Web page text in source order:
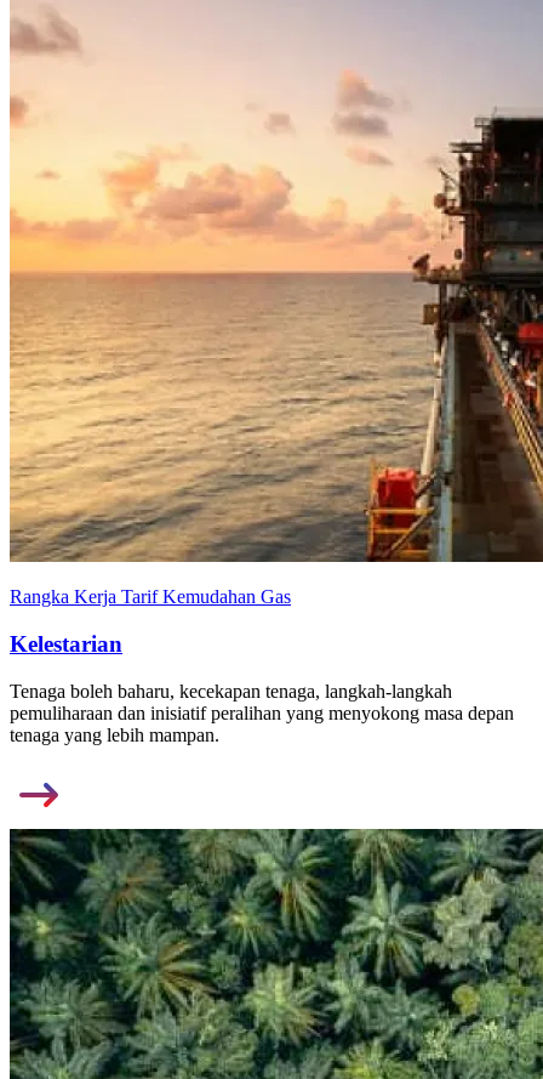
Rangka Kerja Tarif Kemudahan Gas
Kelestarian
Tenaga boleh baharu, kecekapan tenaga, langkah-langkah
pemuliharaan dan inisiatif peralihan yang menyokong masa depan
tenaga yang lebih mampan.